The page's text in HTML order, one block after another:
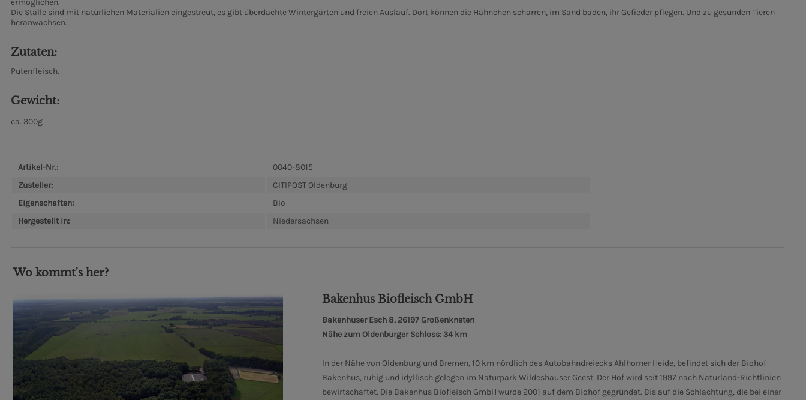
ermöglichen.
Die Ställe sind mit natürlichen Materialien eingestreut, es gibt überdachte Wintergärten und freien Auslauf. Dort können die Hähnchen scharren, im Sand baden, ihr Gefieder pflegen. Und zu gesunden Tieren
heranwachsen.
Zutaten:
Putenfleisch.
Gewicht:
ca. 300g
Artikel-Nr.:
0040-8015
Zusteller:
CITIPOST Oldenburg
Eigenschaften:
Bio
Hergestellt in:
Niedersachsen
Wo kommt's her?
Bakenhus Biofleisch GmbH
Bakenhuser Esch 8, 26197 Großenkneten
Nähe zum Oldenburger Schloss: 34 km
In der Nähe von Oldenburg und Bremen, 10 km nördlich des Autobahndreiecks Ahlhorner Heide, befindet sich der Biohof
Bakenhus, ruhig und idyllisch gelegen im Naturpark Wildeshauser Geest. Der Hof wird seit 1997 nach Naturland-Richtlinien
bewirtschaftet. Die Bakenhus Biofleisch GmbH wurde 2001 auf dem Biohof gegründet. Bis auf die Schlachtung, die bei einer